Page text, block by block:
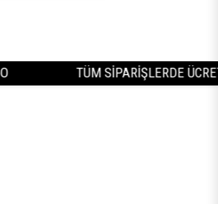
TÜM SİPARİŞLERDE